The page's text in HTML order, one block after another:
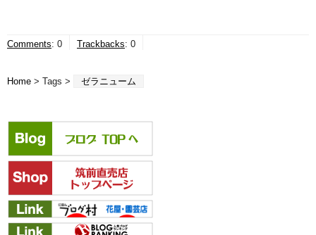
Comments: 0 Trackbacks: 0
Home > Tags > ゼラニューム